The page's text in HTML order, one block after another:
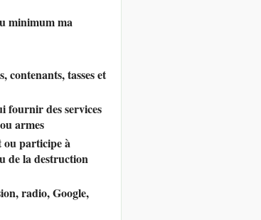
minimum ma
contenants, tasses et
fournir des services
armes
ou participe à
de la destruction
radio, Google,